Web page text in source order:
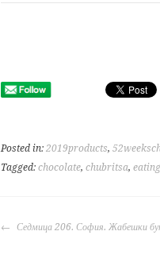
Posted in: 2019products,
Tagged: chocolate, chubritsa,
POST
Седмица 206. София. Жабешки